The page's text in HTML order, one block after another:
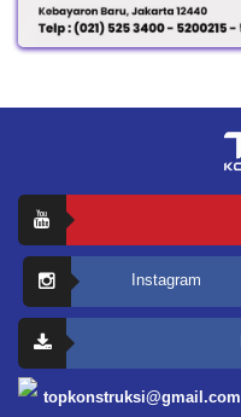
Instagram
topkonstruksi@gmail.com